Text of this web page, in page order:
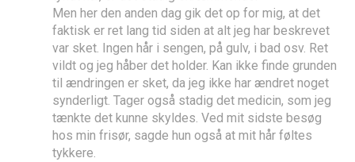
Men her den anden dag gik det op for mig, at det
faktisk er ret lang tid siden at alt jeg har beskrevet
var sket. Ingen hår i sengen, på gulv, i bad osv. Ret
vildt og jeg håber det holder. Kan ikke finde grunden
til ændringen er sket, da jeg ikke har ændret noget
synderligt. Tager også stadig det medicin, som jeg
tænkte det kunne skyldes. Ved mit sidste besøg
hos min frisør, sagde hun også at mit hår føltes
tykkere.